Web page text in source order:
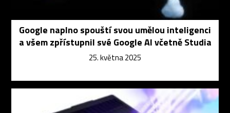
Google naplno spouští svou umělou inteligenci
a všem zpřístupnil své Google AI včetně Studia
25. května 2025